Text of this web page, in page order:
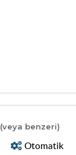
(veya benzeri)
Otomatik